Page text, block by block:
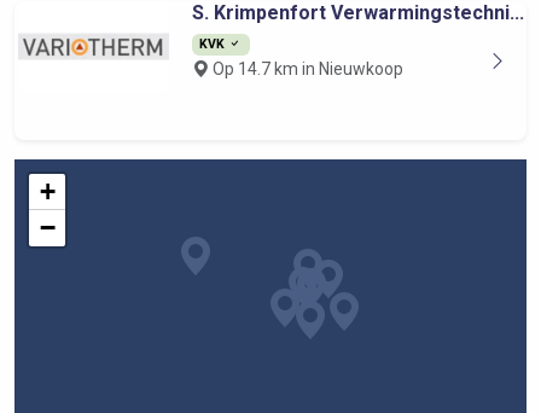
S. Krimpenfort Verwarmingstechni...
KVK
Op 14.7 km in Nieuwkoop
+
−